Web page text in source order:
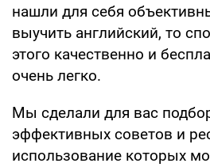
нашли для себя
выучить английский, то
этого качественно и
очень легко.
Мы сделали для вас
эффективных советов и
использование которых